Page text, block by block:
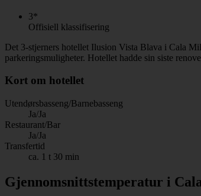
3*
Offisiell klassifisering
Det 3-stjerners hotellet Ilusion Vista Blava i Cala
parkeringsmuligheter. Hotellet hadde sin siste
Kort om hotellet
Utendørsbasseng/Barnebasseng
Ja/Ja
Restaurant/Bar
Ja/Ja
Transfertid
ca. 1 t 30 min
Gjennomsnittstemperatur i